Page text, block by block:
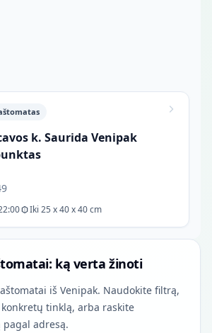
k. Saurida Venipak
Iki 25 x 40 x 40 cm
ką verta žinoti
iš Venipak. Naudokite filtrą,
tinklą, arba raskite
adresą.